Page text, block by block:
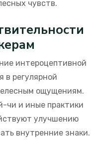
чувств.
интероцептивной
в регулярной
ощущениям.
чи и иные практики
улучшению
внутренние знаки.